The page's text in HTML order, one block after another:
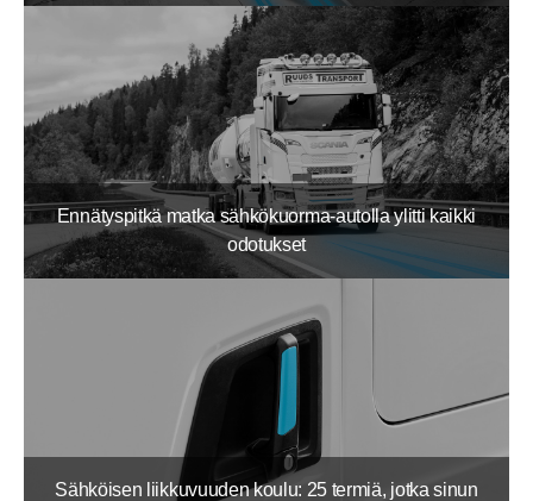
Ennätyspitkä matka sähkökuorma-autolla ylitti kaikki
odotukset
Sähköisen liikkuvuuden koulu: 25 termiä, jotka sinun